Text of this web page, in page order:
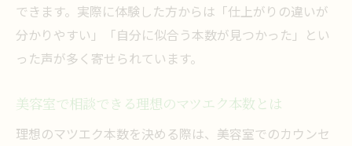
できます。実際に体験した方からは「仕上がりの違いが
分かりやすい」「自分に似合う本数が見つかった」とい
った声が多く寄せられています。
美容室で相談できる理想のマツエク本数とは
理想のマツエク本数を決める際は、美容室でのカウンセ